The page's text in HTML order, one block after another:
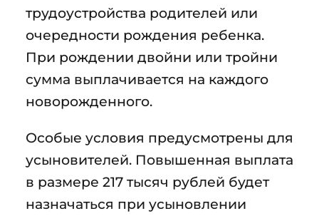
трудоустройства родителей или
очередности рождения ребенка.
При рождении двойни или тройни
сумма выплачивается на каждого
новорожденного.
Особые условия предусмотрены для
усыновителей. Повышенная выплата
в размере 217 тысяч рублей будет
назначаться при усыновлении